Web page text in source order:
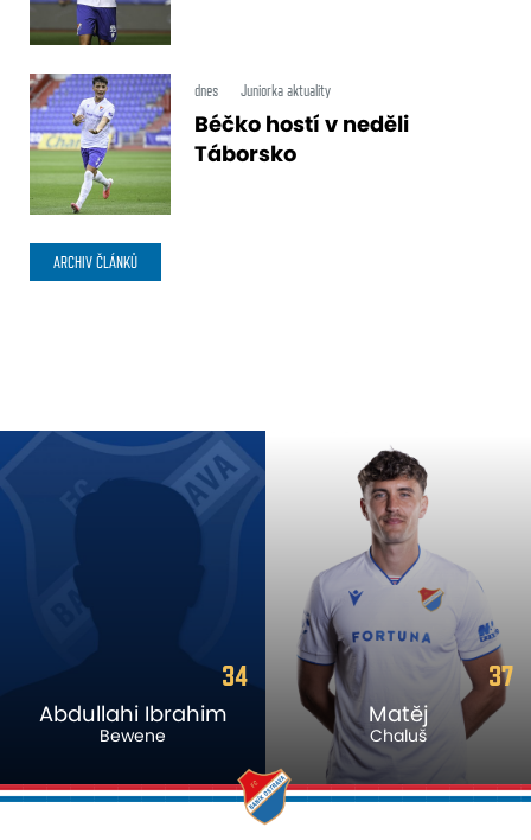
dnes Juniorka aktuality
Béčko hostí v neděli
Táborsko
ARCHIV ČLÁNKŮ
34
Abdullahi Ibrahim
Bewene
37
Matěj
Chaluš